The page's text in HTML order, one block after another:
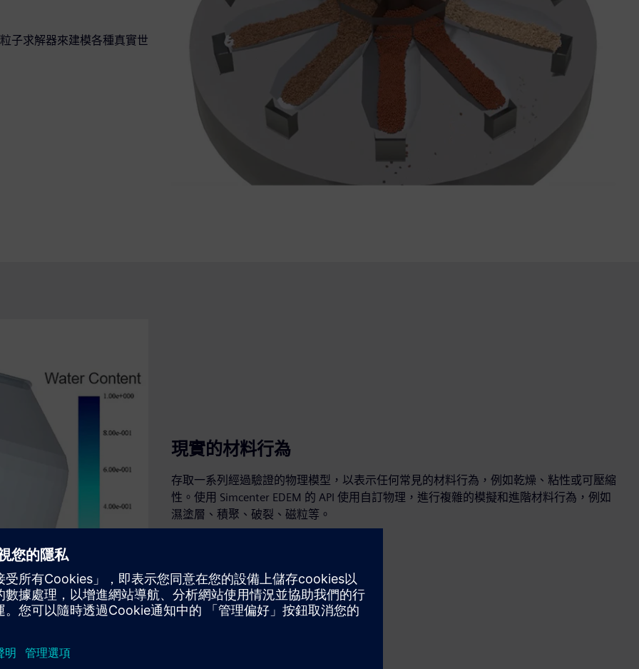
子求解器來建模各種真實世
現實的材料行為
存取一系列經過驗證的物理模型，以表示任何常見的材料行為，例如乾燥、粘性或可壓縮
性。使用 Simcenter EDEM 的 API 使用自訂物理，進行複雜的模擬和進階材料行為，例如
濕塗層、積聚、破裂、磁粒等。